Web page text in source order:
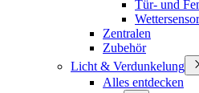
Tür- und
Zentralen
Zubehör
Licht & Verdunkelung
Alles entdecken